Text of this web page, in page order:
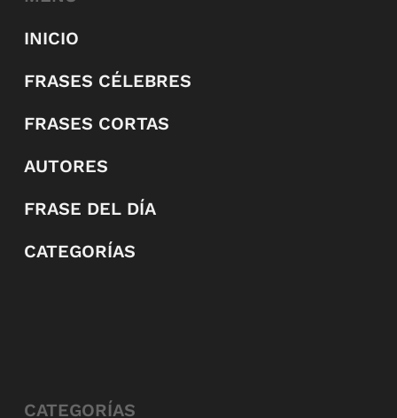
INICIO
FRASES CÉLEBRES
FRASES CORTAS
AUTORES
FRASE DEL DÍA
CATEGORÍAS
CATEGORÍAS